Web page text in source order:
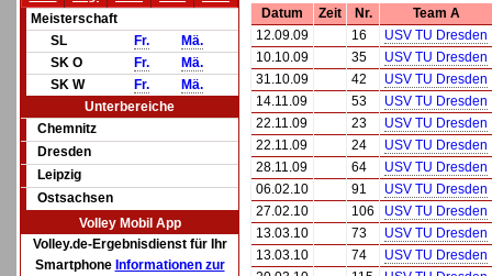
Meisterschaft
SL
Fr.
Mä.
SK O
Fr.
Mä.
SK W
Fr.
Mä.
Unterbereiche
Chemnitz
Dresden
Leipzig
Ostsachsen
Volley Mobil App
Volley.de-Ergebnisdienst für Ihr
Smartphone Informationen zur
Datum Zeit Nr.
Team A
12.09.09
16
USV TU Dresden
10.10.09
35
USV TU Dresden
31.10.09
42
USV TU Dresden
14.11.09
53
USV TU Dresden
22.11.09
23
USV TU Dresden
22.11.09
24
USV TU Dresden
28.11.09
64
USV TU Dresden
06.02.10
91
USV TU Dresden
27.02.10
106
USV TU Dresden
13.03.10
73
USV TU Dresden
13.03.10
74
USV TU Dresden